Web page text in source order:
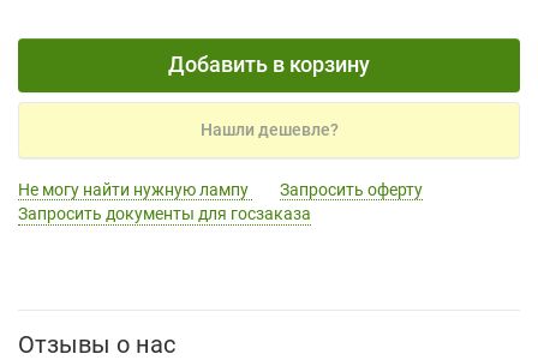
Добавить в корзину
Нашли дешевле?
Не могу найти нужную лампу
Запросить оферту
Запросить документы для госзаказа
Отзывы о нас